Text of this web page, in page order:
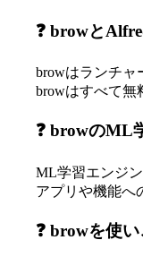
❓ browと
browはランチャ
browはすべて無
❓ browのML
ML学習エンジ
アプリや機能へ
❓ browを使